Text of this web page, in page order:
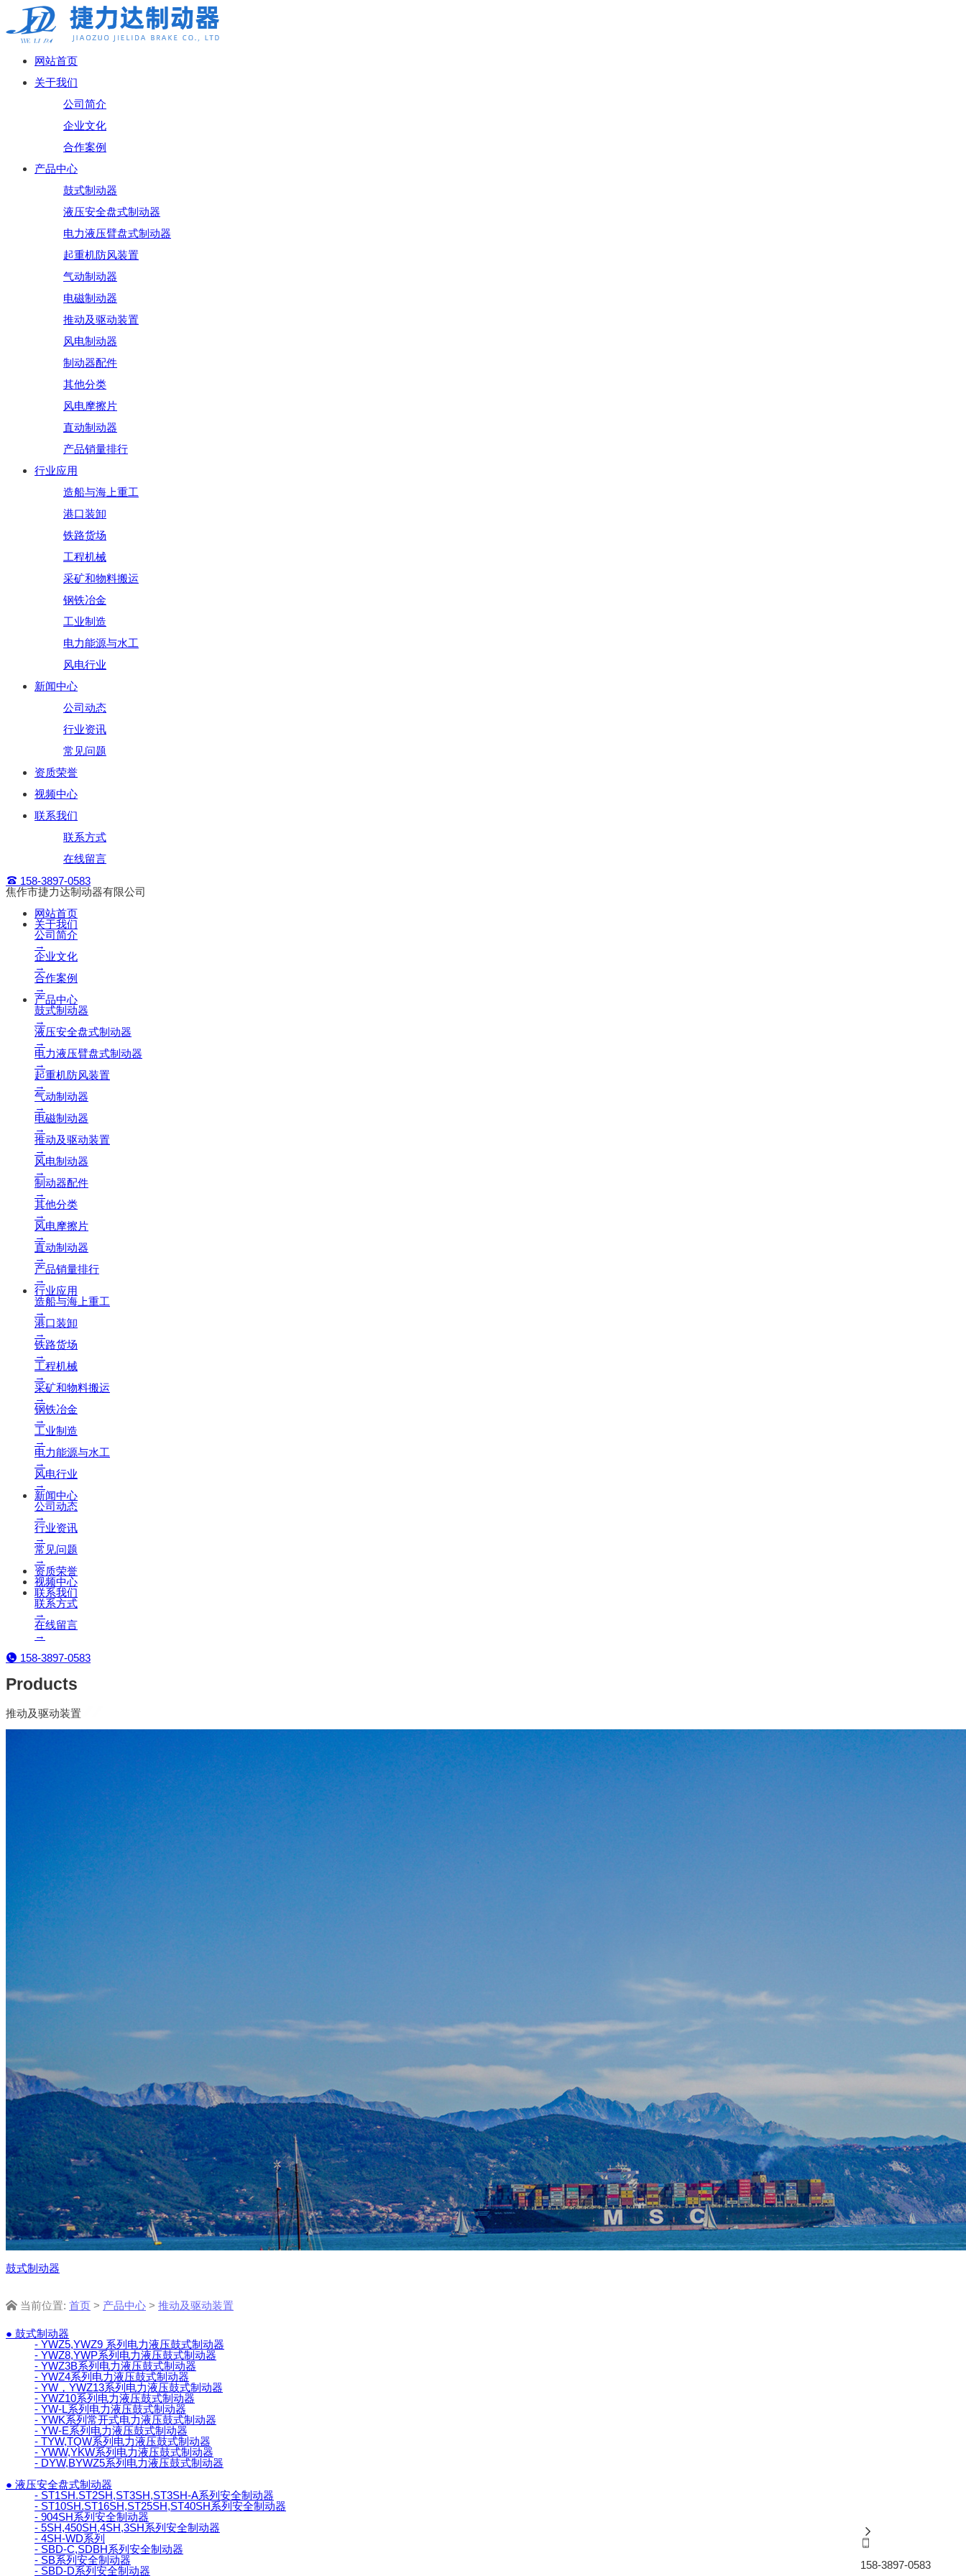
网站首页
关于我们
公司简介
企业文化
合作案例
产品中心
鼓式制动器
液压安全盘式制动器
电力液压臂盘式制动器
起重机防风装置
气动制动器
电磁制动器
推动及驱动装置
风电制动器
制动器配件
其他分类
风电摩擦片
直动制动器
产品销量排行
行业应用
造船与海上重工
港口装卸
铁路货场
工程机械
采矿和物料搬运
钢铁冶金
工业制造
电力能源与水工
风电行业
新闻中心
公司动态
行业资讯
常见问题
资质荣誉
视频中心
联系我们
联系方式
在线留言
158-3897-0583
焦作市捷力达制动器有限公司
网站首页
关于我们
公司简介
→
企业文化
→
合作案例
→
产品中心
鼓式制动器
→
液压安全盘式制动器
→
电力液压臂盘式制动器
→
起重机防风装置
→
气动制动器
→
电磁制动器
→
推动及驱动装置
→
风电制动器
→
制动器配件
→
其他分类
→
风电摩擦片
→
直动制动器
→
产品销量排行
→
行业应用
造船与海上重工
→
港口装卸
→
铁路货场
→
工程机械
→
采矿和物料搬运
→
钢铁冶金
→
工业制造
→
电力能源与水工
→
风电行业
→
新闻中心
公司动态
→
行业资讯
→
常见问题
→
资质荣誉
视频中心
联系我们
联系方式
→
在线留言
→
158-3897-0583
Products
推动及驱动装置
鼓式制动器
当前位置: 首页 > 产品中心 > 推动及驱动装置
● 鼓式制动器
- YWZ5,YWZ9 系列电力液压鼓式制动器
- YWZ8,YWP系列电力液压鼓式制动器
- YWZ3B系列电力液压鼓式制动器
- YWZ4系列电力液压鼓式制动器
- YW，YWZ13系列电力液压鼓式制动器
- YWZ10系列电力液压鼓式制动器
- YW-L系列电力液压鼓式制动器
- YWK系列常开式电力液压鼓式制动器
- YW-E系列电力液压鼓式制动器
- TYW,TQW系列电力液压鼓式制动器
- YWW,YKW系列电力液压鼓式制动器
- DYW,BYWZ5系列电力液压鼓式制动器
● 液压安全盘式制动器
- ST1SH.ST2SH,ST3SH,ST3SH-A系列安全制动器
- ST10SH.ST16SH,ST25SH,ST40SH系列安全制动器
- 904SH系列安全制动器
- 5SH,450SH,4SH,3SH系列安全制动器
- 4SH-WD系列
- SBD-C,SDBH系列安全制动器
- SB系列安全制动器
- SBD-D系列安全制动器
158-3897-0583